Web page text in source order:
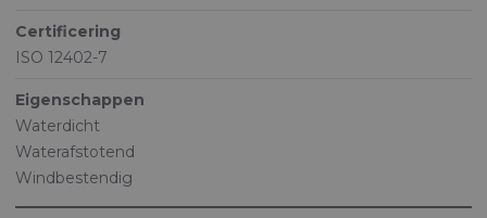
Certificering
ISO 12402-7
Eigenschappen
Waterdicht
Waterafstotend
Windbestendig